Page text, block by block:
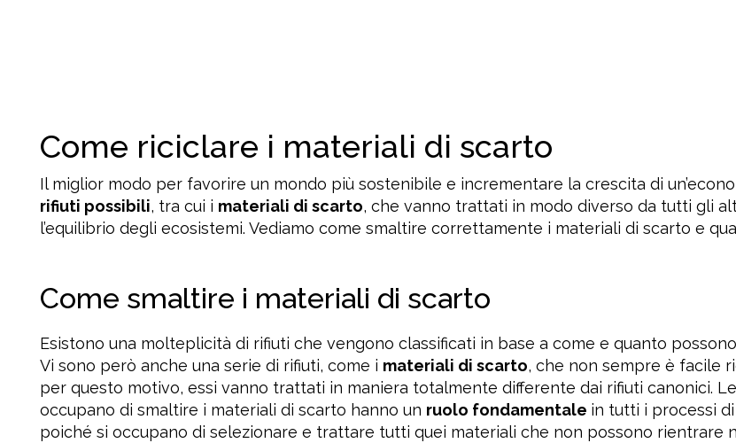
Come riciclare i materiali di scarto
Il miglior modo per favorire un mondo più sostenibile e incrementare la crescita di
rifiuti possibili, tra cui i materiali di scarto, che vanno trattati in modo diverso da tutti gli
l’equilibrio degli ecosistemi. Vediamo come smaltire correttamente i materiali di scarto e
Come smaltire i materiali di scarto
Esistono una molteplicità di rifiuti che vengono classificati in base a come e quanto
Vi sono però anche una serie di rifiuti, come i materiali di scarto, che non sempre è facile
per questo motivo, essi vanno trattati in maniera totalmente differente dai rifiuti canonici.
occupano di smaltire i materiali di scarto hanno un ruolo fondamentale in tutti i processi
poiché si occupano di selezionare e trattare tutti quei materiali che non possono rientrare